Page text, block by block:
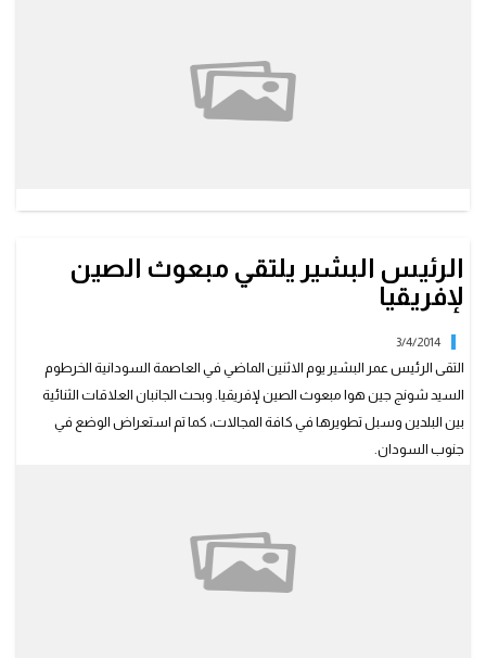
الرئيس البشير يلتقي مبعوث الصين
لإفريقيا
3/4/2014
التقى الرئيس عمر البشير يوم الاثنين الماضي في العاصمة السودانية الخرطوم
السيد شونج جين هوا مبعوث الصين لإفريقيا. وبحث الجانبان العلاقات الثنائية
بين البلدين وسبل تطويرها في كافة المجالات، كما تم استعراض الوضع في
جنوب السودان.